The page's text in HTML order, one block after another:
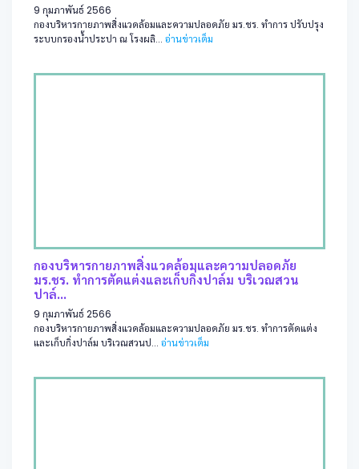
9 กุมภาพันธ์ 2566
กองบริหารกายภาพสิ่งแวดล้อมและความปลอดภัย มร.ชร. ทำการ ปรับปรุง
ระบบกรองน้ำประปา ณ โรงผลิ... อ่านข่าวเต็ม
กองบริหารกายภาพสิ่งแวดล้อมและความปลอดภัย
มร.ชร. ทำการตัดแต่งและเก็บกิ่งปาล์ม บริเวณสวน
ปาล์...
9 กุมภาพันธ์ 2566
กองบริหารกายภาพสิ่งแวดล้อมและความปลอดภัย มร.ชร. ทำการตัดแต่ง
และเก็บกิ่งปาล์ม บริเวณสวนป... อ่านข่าวเต็ม